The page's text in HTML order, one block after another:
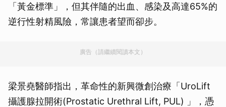
「黃金標準」，但其伴隨的出血、感染及高達65%的
逆行性射精風險，常讓患者望而卻步。
廣告（請繼續閱讀本文）
梁景堯醫師指出，革命性的新興微創治療「UroLift
攝護腺拉開術(Prostatic Urethral Lift, PUL) 」，憑